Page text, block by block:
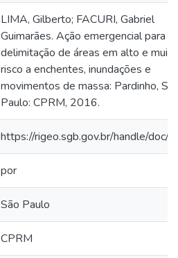
LIMA, Gilberto; FACURI, Gabriel
Guimarães. Ação emergencial para
delimitação de áreas em alto e
risco a enchentes, inundações e
movimentos de massa: Pardinho,
Paulo: CPRM, 2016.
https://rigeo.sgb.gov.br/handle/doc/
por
São Paulo
CPRM